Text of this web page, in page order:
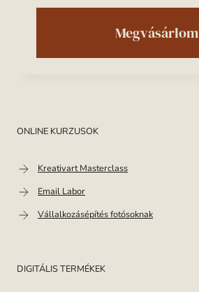
Megvásárlom
ONLINE KURZUSOK
Kreativart Masterclass
Email Labor
Vállalkozásépítés fotósoknak
DIGITÁLIS TERMÉKEK